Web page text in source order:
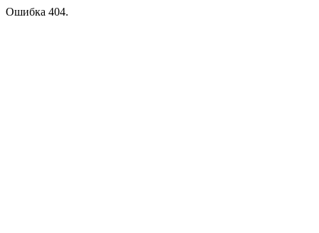
Ошибка 404.